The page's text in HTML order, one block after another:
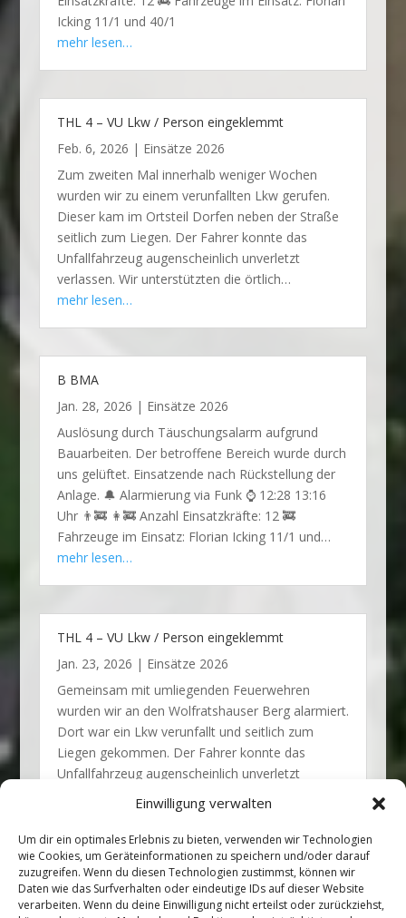
Einwilligung verwalten
Um dir ein optimales Erlebnis zu bieten, verwenden wir Technologien
wie Cookies, um Geräteinformationen zu speichern und/oder darauf
zuzugreifen. Wenn du diesen Technologien zustimmst, können wir
Daten wie das Surfverhalten oder eindeutige IDs auf dieser Website
verarbeiten. Wenn du deine Einwilligung nicht erteilst oder zurückziehst,
Icking 11/1 und 40/1
mehr lesen…
THL 4 – VU Lkw / Person eingeklemmt
Feb. 6, 2026 | Einsätze 2026
Zum zweiten Mal innerhalb weniger Wochen
wurden wir zu einem verunfallten Lkw gerufen.
Dieser kam im Ortsteil Dorfen neben der Straße
seitlich zum Liegen. Der Fahrer konnte das
Unfallfahrzeug augenscheinlich unverletzt
verlassen. Wir unterstützten die örtlich…
mehr lesen…
B BMA
Jan. 28, 2026 | Einsätze 2026
Auslösung durch Täuschungsalarm aufgrund
Bauarbeiten. Der betroffene Bereich wurde durch
uns gelüftet. Einsatzende nach Rückstellung der
Anlage. 🔔 Alarmierung via Funk ⌚ 12:28 13:16
Uhr 👨‍🚒 👩‍🚒 Anzahl Einsatzkräfte: 12 🚒
Fahrzeuge im Einsatz: Florian Icking 11/1 und…
mehr lesen…
THL 4 – VU Lkw / Person eingeklemmt
Jan. 23, 2026 | Einsätze 2026
Gemeinsam mit umliegenden Feuerwehren
wurden wir an den Wolfratshauser Berg alarmiert.
Dort war ein Lkw verunfallt und seitlich zum
Liegen gekommen. Der Fahrer konnte das
Unfallfahrzeug augenscheinlich unverletzt
mehr lesen…